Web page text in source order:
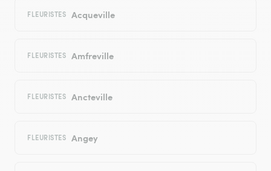
FLEURISTES Acqueville
FLEURISTES Amfreville
FLEURISTES Ancteville
FLEURISTES Angey